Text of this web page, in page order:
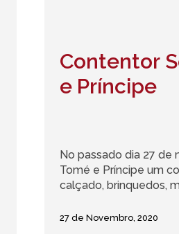
Contentor
e Príncipe
No passado dia 27 de
Tomé e Príncipe um
calçado, brinquedos,
27 de Novembro, 2020